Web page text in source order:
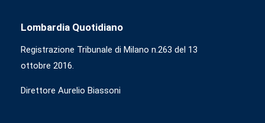
Lombardia Quotidiano
Registrazione Tribunale di Milano n.263 del 13
ottobre 2016.
Direttore Aurelio Biassoni